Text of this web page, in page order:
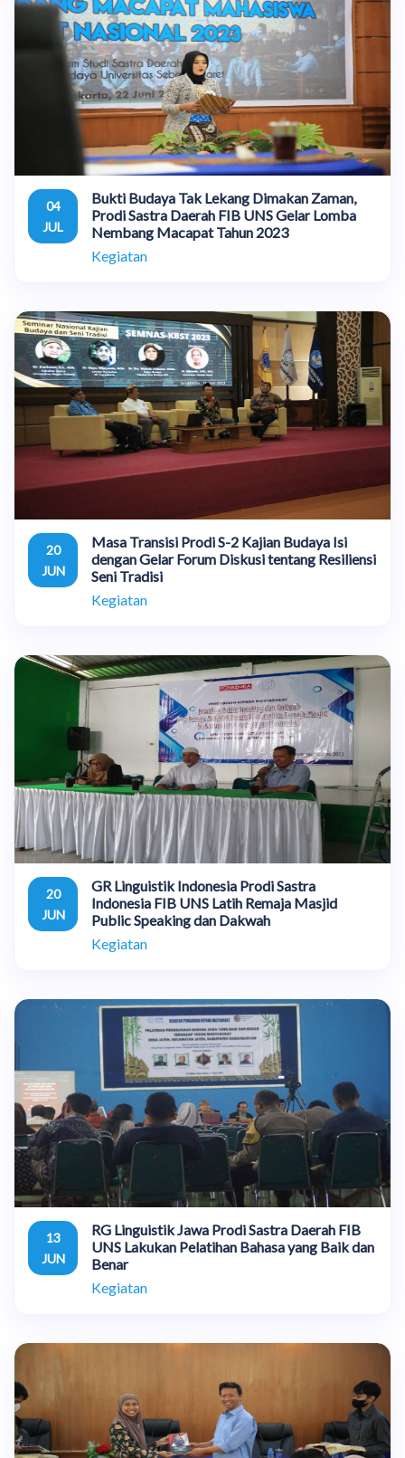
04
JUL
Bukti Budaya Tak Lekang Dimakan Zaman,
Prodi Sastra Daerah FIB UNS Gelar Lomba
Nembang Macapat Tahun 2023
Kegiatan
20
JUN
Masa Transisi Prodi S-2 Kajian Budaya Isi
dengan Gelar Forum Diskusi tentang Resiliensi
Seni Tradisi
Kegiatan
20
JUN
GR Linguistik Indonesia Prodi Sastra
Indonesia FIB UNS Latih Remaja Masjid
Public Speaking dan Dakwah
Kegiatan
13
JUN
RG Linguistik Jawa Prodi Sastra Daerah FIB
UNS Lakukan Pelatihan Bahasa yang Baik dan
Benar
Kegiatan